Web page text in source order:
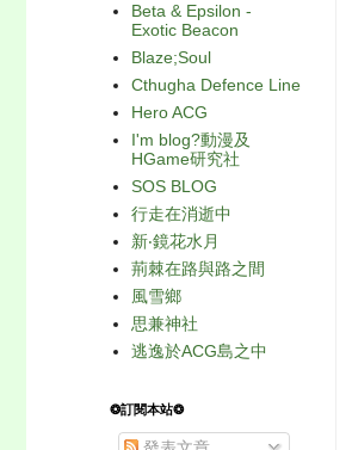
Beta & Epsilon -
Exotic Beacon
Blaze;Soul
Cthugha Defence Line
Hero ACG
I'm blog?動漫及
HGame研究社
SOS BLOG
行走在消逝中
新‧鏡花水月
荊棘在路與路之間
風雪鄉
思兼神社
逃逸於ACG島之中
❂訂閱本站❂